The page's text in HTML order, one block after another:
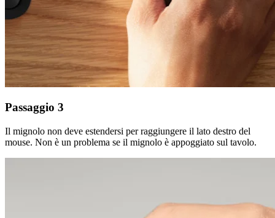
Passaggio 3
Il mignolo non deve estendersi per raggiungere il lato destro del
mouse. Non è un problema se il mignolo è appoggiato sul tavolo.